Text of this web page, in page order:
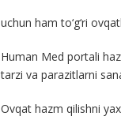
uchun ham to‘g‘ri
Human Med portali
tarzi va parazitlarni
Ovqat hazm qilishni